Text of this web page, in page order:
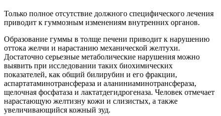
Только полное отсутствие должного специфического лечения
приводит к гуммозным изменениям внутренних органов.
Образование гуммы в толще печени приводит к нарушению
оттока желчи и нарастанию механической желтухи.
Достаточно серьезные метаболические нарушения можно
выявить при исследовании таких биохимических
показателей, как общий билирубин и его фракции,
аспартатаминотрансфераза и аланиниаминотрансфераза,
щелочная фосфатаза и лактатдегидрогеназа. Человек отмечает
нарастающую желтизну кожи и слизистых, а также
увеличивающийся кожный зуд.